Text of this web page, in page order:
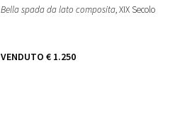
Bella spada da lato composita, XIX Secolo
VENDUTO € 1.250